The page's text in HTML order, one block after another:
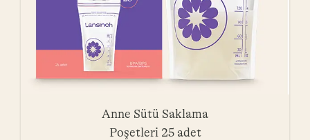
Anne Sütü Saklama
Poşetleri 25 adet